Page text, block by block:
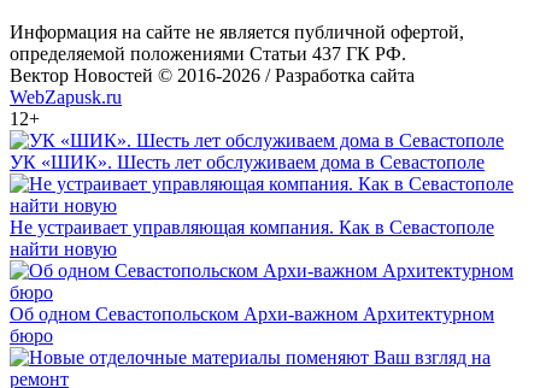
Информация на сайте не является публичной офертой,
определяемой положениями Статьи 437 ГК РФ.
Вектор Новостей © 2016-2026 /Разработка сайта
WebZapusk.ru
12+
УК «ШИК». Шесть лет обслуживаем дома в Севастополе
Не устраивает управляющая компания. Как в Севастополе
найти новую
Об одном Севастопольском Архи-важном Архитектурном
бюро